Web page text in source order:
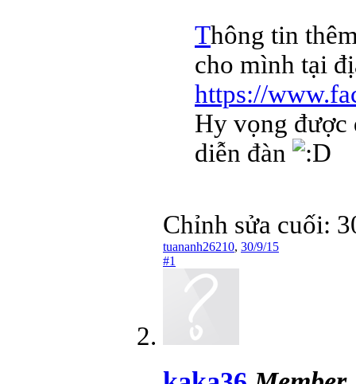
Thông tin
cho mình tại
https://
Hy vọng được
diễn đàn
Chỉnh sửa cuối:
tuananh26210, 30/9/15
#1